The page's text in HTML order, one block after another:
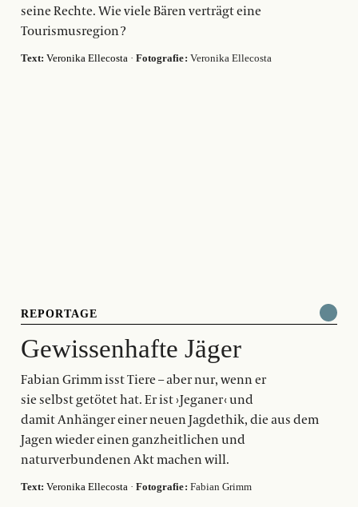
seine Rechte. Wie viele Bären verträgt eine
Tourismusregion ?
Text: Veronika Ellecosta · Fotografie : Veronika Ellecosta
REPORTAGE
Gewissenhafte Jäger
Fabian Grimm isst Tiere – aber nur, wenn er
sie selbst getötet hat. Er ist › Jeganer ‹ und
damit Anhänger einer neuen Jagdethik, die aus dem
Jagen wieder einen ganzheitlichen und
naturverbundenen Akt machen will.
Text: Veronika Ellecosta · Fotografie : Fabian Grimm